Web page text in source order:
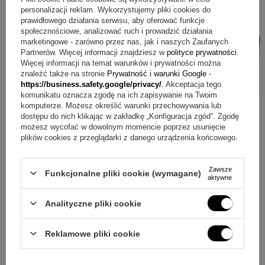
personalizacji reklam. Wykorzystujemy pliki cookies do
prawidłowego działania serwisu, aby oferować funkcje
społecznościowe, analizować ruch i prowadzić działania
marketingowe - zarówno przez nas, jak i naszych Zaufanych
Partnerów. Więcej informacji znajdziesz w polityce prywatności
Więcej informacji na temat warunków i prywatności można
znaleźć także na stronie Prywatność i warunki Google -
https://business.safety.google/privacy/ . Akceptacja tego
komunikatu oznacza zgodę na ich zapisywanie na Twoim
komputerze. Możesz określić warunki przechowywania lub
dostępu do nich klikając w zakładkę „Konfiguracja zgód”. Zgodę
możesz wycofać w dowolnym momencie poprzez usunięcie
plików cookies z przeglądarki z danego urządzenia końcowego.
Funkcjonalne pliki cookie (wymagane)
Zawsze
aktywne
Analityczne pliki cookie
Reklamowe pliki cookie